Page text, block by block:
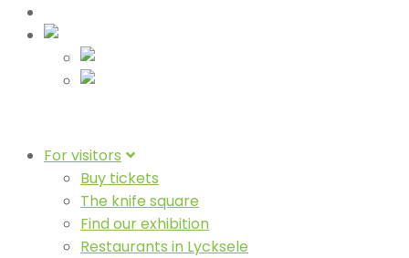
For visitors
Buy tickets
The knife square
Find our exhibition
Restaurants in Lycksele